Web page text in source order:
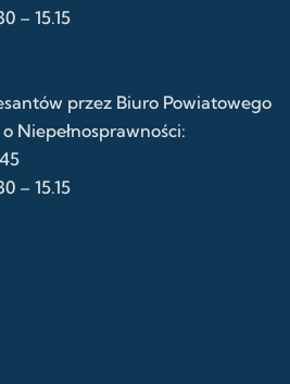
– 15.15
przez Biuro Powiatowego
Niepełnosprawności:
– 15.15